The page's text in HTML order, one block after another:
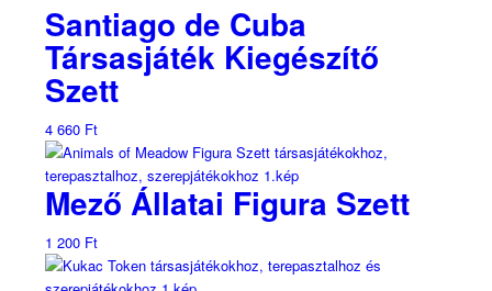
Santiago de Cuba
Társasjáték Kiegészítő
Szett
4 660 Ft
Mező Állatai Figura Szett
1 200 Ft